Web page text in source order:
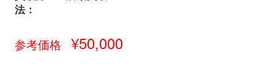
法：
参考価格 ¥50,000